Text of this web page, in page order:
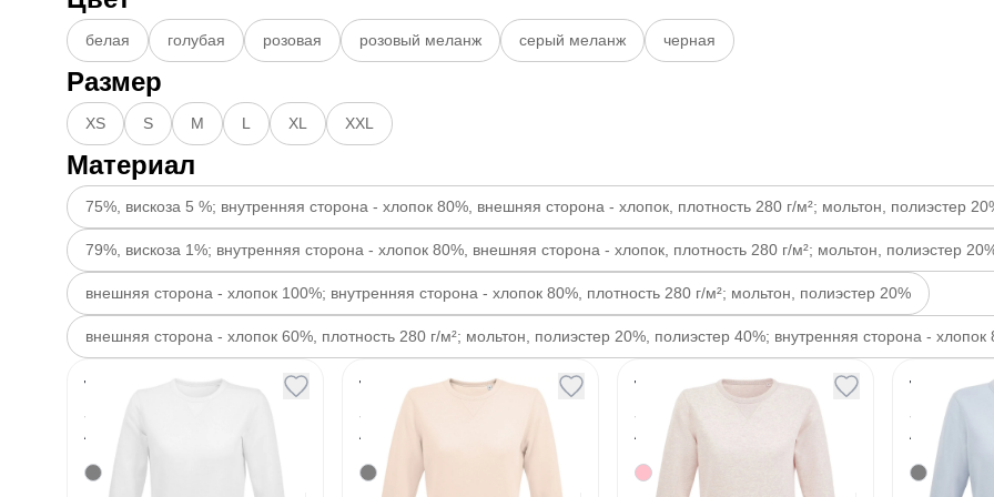
белая голубая розовая розовый меланж серый меланж черная
Размер
XS S M L XL XXL
Материал
75%, вискоза 5 %; внутренняя сторона - хлопок 80%, внешняя сторона - хлопок, плотность 280 г/м²; мольтон, полиэстер
79%, вискоза 1%; внутренняя сторона - хлопок 80%, внешняя сторона - хлопок, плотность 280 г/м²; мольтон, полиэстер
внешняя сторона - хлопок 100%; внутренняя сторона - хлопок 80%, плотность 280 г/м²; мольтон, полиэстер 20%
внешняя сторона - хлопок 60%, плотность 280 г/м²; мольтон, полиэстер 20%, полиэстер 40%; внутренняя сторона - хлопок
Толстовка женская
Sully Women белая
Артикул 130657
Толстовка женская
Sully Women
розовая
Артикул 130658
Толстовка женская
Sully Women
розовый меланж
Артикул 130659
Sully
голубая
Артикул